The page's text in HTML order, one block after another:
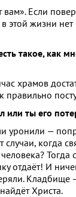
Если
в этой жизни
такое, как
храмов
или ты его
уронили —
случаи,
отдаёт! И
Кладбище
Христа.